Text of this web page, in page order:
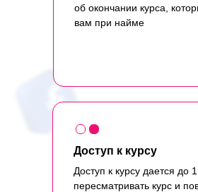
об окончании курса,
вам при найме
Доступ к курсу
Доступ к курсу дается до
пересматривать курс и